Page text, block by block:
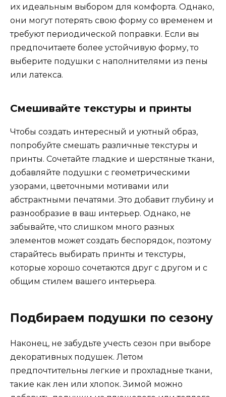
их идеальным выбором для комфорта. Однако,
они могут потерять свою форму со временем и
требуют периодической поправки. Если вы
предпочитаете более устойчивую форму, то
выберите подушки с наполнителями из пены
или латекса.
Смешивайте текстуры и принты
Чтобы создать интересный и уютный образ,
попробуйте смешать различные текстуры и
принты. Сочетайте гладкие и шерстяные ткани,
добавляйте подушки с геометрическими
узорами, цветочными мотивами или
абстрактными печатями. Это добавит глубину и
разнообразие в ваш интерьер. Однако, не
забывайте, что слишком много разных
элементов может создать беспорядок, поэтому
старайтесь выбирать принты и текстуры,
которые хорошо сочетаются друг с другом и с
общим стилем вашего интерьера.
Подбираем подушки по сезону
Наконец, не забудьте учесть сезон при выборе
декоративных подушек. Летом
предпочтительны легкие и прохладные ткани,
такие как лен или хлопок. Зимой можно